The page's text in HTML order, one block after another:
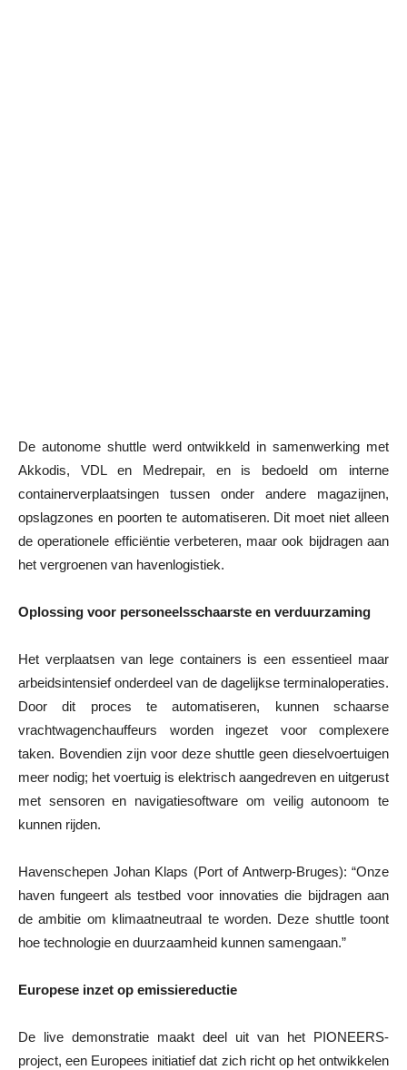
De autonome shuttle werd ontwikkeld in samenwerking met
Akkodis, VDL en Medrepair, en is bedoeld om interne
containerverplaatsingen tussen onder andere magazijnen,
opslagzones en poorten te automatiseren. Dit moet niet alleen
de operationele efficiëntie verbeteren, maar ook bijdragen aan
het vergroenen van havenlogistiek.
Oplossing voor personeelsschaarste en verduurzaming
Het verplaatsen van lege containers is een essentieel maar
arbeidsintensief onderdeel van de dagelijkse terminaloperaties.
Door dit proces te automatiseren, kunnen schaarse
vrachtwagenchauffeurs worden ingezet voor complexere
taken. Bovendien zijn voor deze shuttle geen dieselvoertuigen
meer nodig; het voertuig is elektrisch aangedreven en uitgerust
met sensoren en navigatiesoftware om veilig autonoom te
kunnen rijden.
Havenschepen Johan Klaps (Port of Antwerp-Bruges): “Onze
haven fungeert als testbed voor innovaties die bijdragen aan
de ambitie om klimaatneutraal te worden. Deze shuttle toont
hoe technologie en duurzaamheid kunnen samengaan.”
Europese inzet op emissiereductie
De live demonstratie maakt deel uit van het PIONEERS-
project, een Europees initiatief dat zich richt op het ontwikkelen